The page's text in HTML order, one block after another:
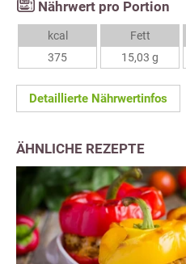
Nährwert pro Portion
kcal
375
Fett
15,03 g
Detaillierte Nährwertinfos
ÄHNLICHE REZEPTE